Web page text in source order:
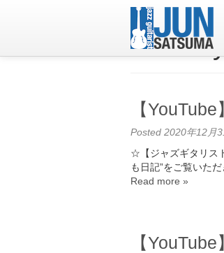
【
Posted 2020年12月
☆【ジャズギタリス
も日記”をご覧いた
Read more »
【